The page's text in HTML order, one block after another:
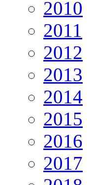
2010
2011
2012
2013
2014
2015
2016
2017